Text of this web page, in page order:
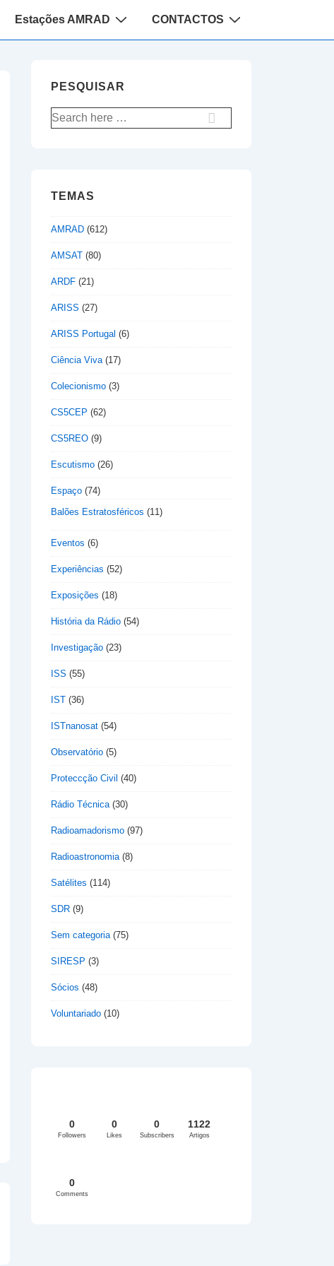
Estações AMRAD CONTACTOS
PESQUISAR
Pesquisar
por:
TEMAS
AMRAD (612)
AMSAT (80)
ARDF (21)
ARISS (27)
ARISS Portugal (6)
Ciência Viva(17)
Colecionismo (3)
CS5CEP (62)
CS5REO (9)
Escutismo (26)
Espaço (74)
Balões Estratosféricos (11)
Eventos (6)
Experiências (52)
Exposições (18)
História da Rádio (54)
Investigação (23)
ISS (55)
IST (36)
ISTnanosat (54)
Observatório (5)
Proteccção Civil (40)
Rádio Técnica(30)
Radioamadorismo (97)
Radioastronomia(8)
Satélites (114)
SDR (9)
Sem categoria(75)
SIRESP (3)
Sócios (48)
Voluntariado (10)
0
Followers
0
Likes
0
Subscribers
1122
Artigos
0
Comments